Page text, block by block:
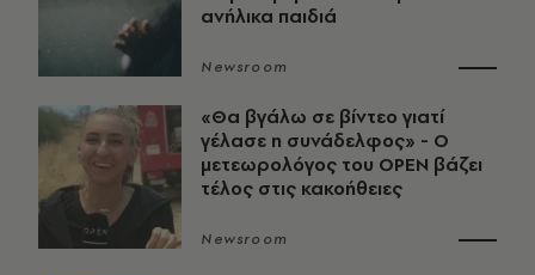
ανήλικα παιδιά
Newsroom
«Θα βγάλω σε βίντεο γιατί
γέλασε η συνάδελφος» - Ο
μετεωρολόγος του OPEN βάζει
τέλος στις κακοήθειες
Newsroom